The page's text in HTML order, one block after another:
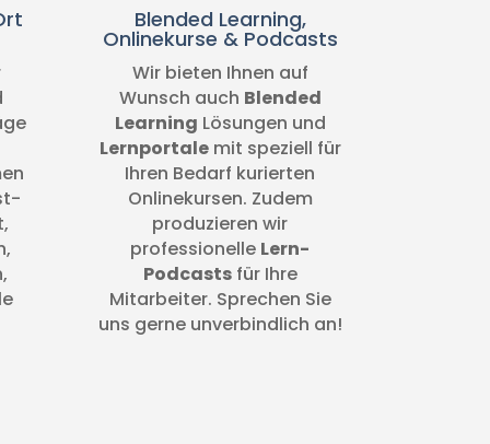
Blended Learning,
Onlinekurse & Podcasts
Wir bieten Ihnen auf
Wunsch auch Blended
Learning Lösungen und
Lernportalemit speziell für
Ihren Bedarf kurierten
Onlinekursen. Zudem
produzieren wir
professionelle Lern-
Podcastsfür Ihre
Mitarbeiter. Sprechen Sie
uns gerne unverbindlich an!